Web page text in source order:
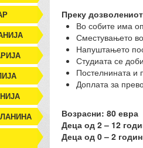
Преку
Во собите има
Сместувањето
Напуштањето
Студиата се
Постелнината и
Доплата за
Возрасни: 80 евра
Деца од 2 – 12
Деца од 0 – 2